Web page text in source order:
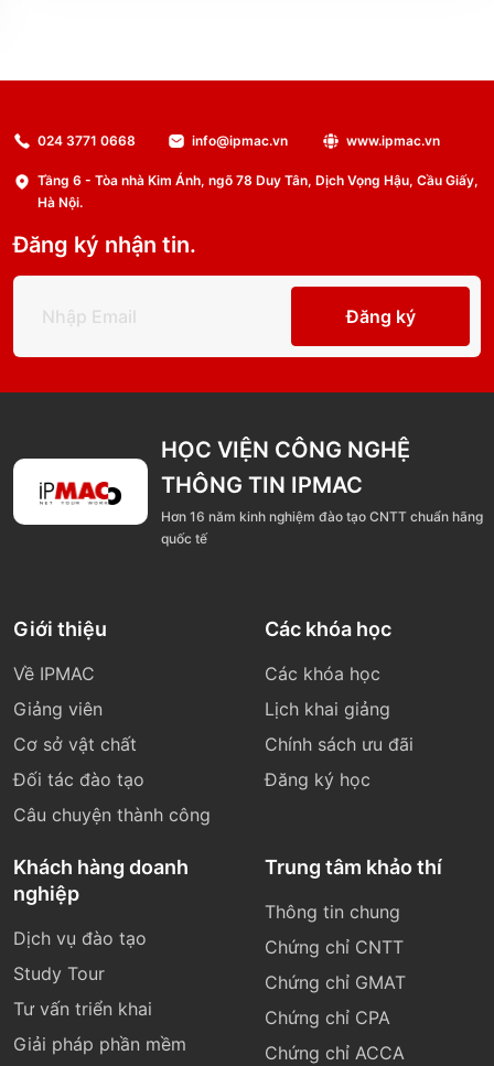
024 3771 0668 info@ipmac.vn www.ipmac.vn
Tầng 6 - Tòa nhà Kim Ánh, ngõ 78 Duy Tân, Dịch Vọng Hậu, Cầu Giấy,
Hà Nội.
Đăng ký nhận tin.
Đăng ký
HỌC VIỆN CÔNG NGHỆ
THÔNG TIN IPMAC
Hơn 16 năm kinh nghiệm đào tạo CNTT chuẩn hãng
quốc tế
Giới thiệu
Về IPMAC
Giảng viên
Cơ sở vật chất
Đối tác đào tạo
Câu chuyện thành công
Các khóa học
Các khóa học
Lịch khai giảng
Chính sách ưu đãi
Đăng ký học
Khách hàng doanh
nghiệp
Dịch vụ đào tạo
Study Tour
Tư vấn triển khai
Giải pháp phần mềm
Trung tâm khảo thí
Thông tin chung
Chứng chỉ CNTT
Chứng chỉ GMAT
Chứng chỉ CPA
Chứng chỉ ACCA